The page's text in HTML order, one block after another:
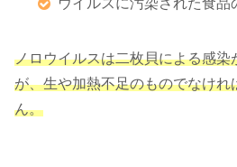
ノロウイルスは二枚貝による感染
が、生や加熱不足のものでなけれ
ん。